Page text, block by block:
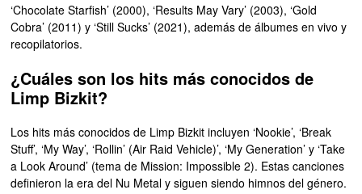
‘Chocolate Starfish’ (2000), ‘Results May Vary’ (2003), ‘Gold
Cobra’ (2011) y ‘Still Sucks’ (2021), además de álbumes en vivo y
recopilatorios.
¿Cuáles son los hits más conocidos de
Limp Bizkit?
Los hits más conocidos de Limp Bizkit incluyen ‘Nookie’, ‘Break
Stuff’, ‘My Way’, ‘Rollin’ (Air Raid Vehicle)’, ‘My Generation’ y ‘Take
a Look Around’ (tema de Mission: Impossible 2). Estas canciones
definieron la era del Nu Metal y siguen siendo himnos del género.